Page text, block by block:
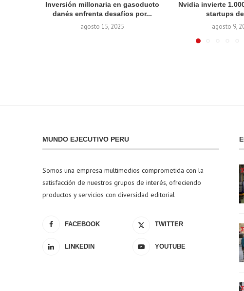
Inversión millonaria en gasoducto
danés enfrenta desafíos por...
agosto 15, 2025
Nvidia invierte
startups
agosto 9,
MUNDO EJECUTIVO PERU
Somos una empresa multimedios comprometida con la
satisfacción de nuestros grupos de interés, ofreciendo
productos y servicios con diversidad editorial
FACEBOOK TWITTER
LINKEDIN YOUTUBE